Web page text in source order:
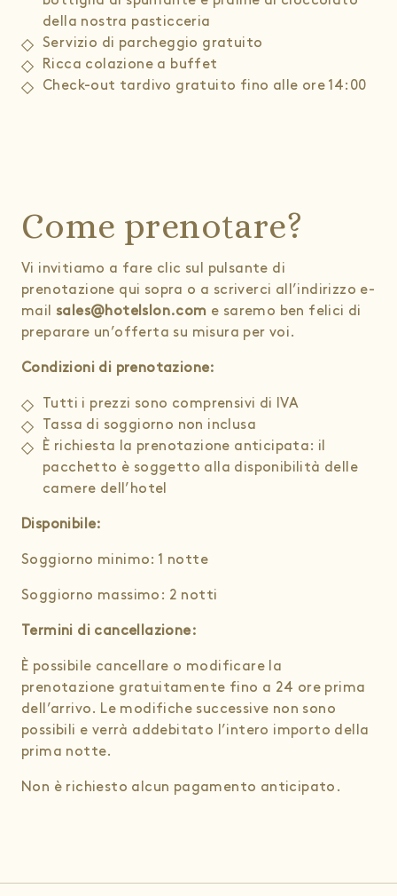
della nostra pasticceria
Servizio di parcheggio gratuito
Ricca colazione a buffet
Check-out tardivo gratuito fino alle ore 14:00
Come prenotare?
Vi invitiamo a fare clic sul pulsante di
prenotazione qui sopra o a scriverci all’indirizzo e-
mail sales@hotelslon.com e saremo ben felici di
preparare un’offerta su misura per voi.
Condizioni di prenotazione:
Tutti i prezzi sono comprensivi di IVA
Tassa di soggiorno non inclusa
È richiesta la prenotazione anticipata: il
pacchetto è soggetto alla disponibilità delle
camere dell’hotel
Disponibile:
Soggiorno minimo: 1 notte
Soggiorno massimo: 2 notti
Termini di cancellazione:
È possibile cancellare o modificare la
prenotazione gratuitamente fino a 24 ore prima
dell’arrivo. Le modifiche successive non sono
possibili e verrà addebitato l’intero importo della
prima notte.
Non è richiesto alcun pagamento anticipato.